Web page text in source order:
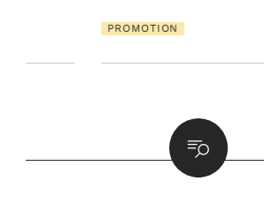
PROMOTION